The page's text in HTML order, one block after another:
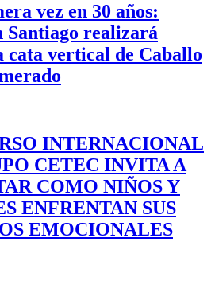
vez en 30 años:
Santiago realizará
cata vertical de Caballo
INTERNACIONAL
CETEC INVITA A
COMO NIÑOS Y
ENFRENTAN SUS
EMOCIONALES